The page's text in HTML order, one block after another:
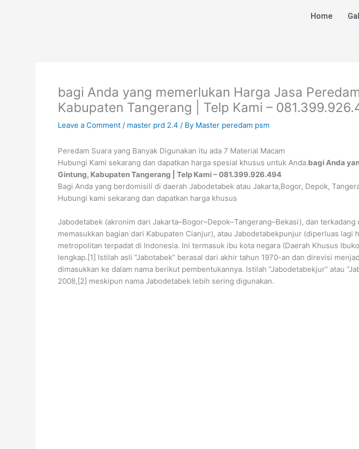
Home
bagi Anda yang memerlukan Harga Jasa
Kabupaten Tangerang | Telp Kami –
Leave a Comment / master prd 2.4 / By Master peredam psm
Peredam Suara yang Banyak Digunakan itu ada 7 Material Macam
Hubungi Kami sekarang dan dapatkan harga spesial khusus untuk Anda.bagi Anda
Gintung, Kabupaten Tangerang | Telp Kami – 081.399.926.494
Bagi Anda yang berdomisili di daerah Jabodetabek atau Jakarta,Bogor, Depok,
Hubungi kami sekarang dan dapatkan harga khusus
Jabodetabek (akronim dari Jakarta–Bogor–Depok–Tangerang–Bekasi), dan
memasukkan bagian dari Kabupaten Cianjur), atau Jabodetabekpunjur (diperluas
metropolitan terpadat di Indonesia. Ini termasuk ibu kota negara (Daerah Khusus
lengkap.[1] Istilah asli “Jabotabek” berasal dari akhir tahun 1970-an dan direvisi
dimasukkan ke dalam nama berikut pembentukannya. Istilah “Jabodetabekjur” atau
2008,[2] meskipun nama Jabodetabek lebih sering digunakan.